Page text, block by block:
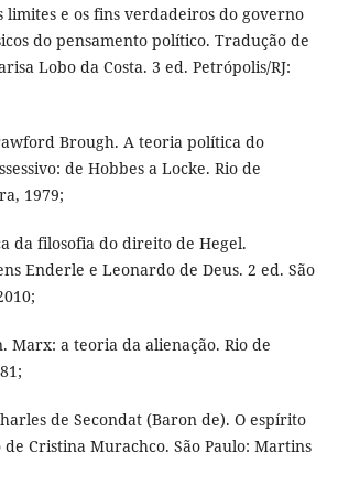
limites e os fins verdadeiros do governo
do pensamento político. Tradução de
Lobo da Costa. 3 ed. Petrópolis/RJ:
Brough. A teoria política do
de Hobbes a Locke. Rio de
1979;
da filosofia do direito de Hegel.
Enderle e Leonardo de Deus. 2 ed. São
Marx: a teoria da alienação. Rio de
de Secondat (Baron de). O espírito
Cristina Murachco. São Paulo: Martins